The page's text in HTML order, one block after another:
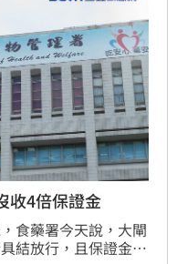
收4倍保證金
食藥署今天說，大閘
結放行，且保證金為